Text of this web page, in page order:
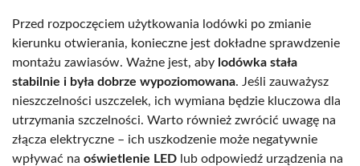
Przed rozpoczęciem użytkowania lodówki po zmianie
kierunku otwierania, konieczne jest dokładne sprawdzenie
montażu zawiasów. Ważne jest, aby lodówka stała
stabilnie i była dobrze wypoziomowana. Jeśli zauważysz
nieszczelności uszczelek, ich wymiana będzie kluczowa dla
utrzymania szczelności. Warto również zwrócić uwagę na
złącza elektryczne – ich uszkodzenie może negatywnie
wpływać na oświetlenie LED lub odpowiedź urządzenia na